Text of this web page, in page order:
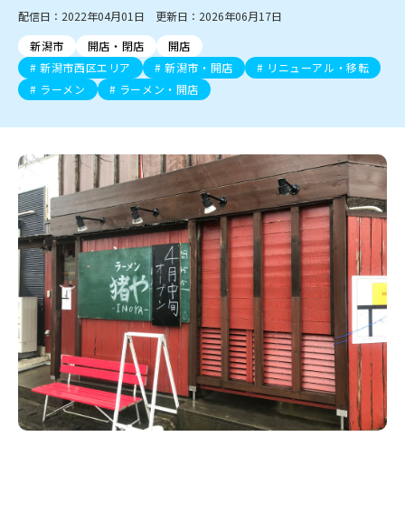
佐渡
新潟市中央区 新潟市東区 新潟市西区
新潟市北区
新潟市南区
新潟市江南区 新潟市秋葉区
新潟市西蒲区
村上・関川
新発田・聖籠
胎内・粟島
三条・加茂・田上
五泉・阿賀野・阿賀
燕・弥彦
長岡・見附
小千谷・十日町・津南
魚沼・南魚沼・湯沢
柏崎・刈羽・出雲崎
上越・妙高・糸魚川
新潟市・開店
新潟市・閉店
長岡市・開店
長岡市・閉店
上越市・開店
ラーメン・開店
ラーメン・閉店
スイーツ ランチ
ご当地グルメ 食べ歩き テイクアウト
季節・期間限定
カフェ
居酒屋・バー 焼肉
パスタ
パン・ベーカリー
タレカツ・豚カツ
デカ盛り・大盛り
旨辛・激辛
定食・町定食 海鮮・鮨
そば・うどん
日本酒・新潟清酒
ワイン・クラフトビール
ケーキ・パフェ
ビアガーデン・暑気払い
忘新年会・歓送迎会
スポーツ
酒月
セミナー・講演会 子ども向け 花火大会
入場無料
住宅展示場
完成見学会 学生スポーツ アルビレックス
習い事・塾 アパレル・雑貨
フィットネス・ジム
観光スポット
温泉・入浴 ホテル 旅館
水族館
ビルボードプレイスBP
新潟伊勢丹
ピア万代
リバーサイド千秋
パティオPATIO
セツコママ ランキング 新潟人
キャンペーン
開店まとめ
閉店まとめ 人気記事まとめ
ラーメンまとめ
飲食店まとめ
ファッション 生活サービス
インテリア・雑貨
外食・テイクアウト
官公庁・自治体
新潟市 チラシ
長岡・見附 チラシ
上越・妙高・糸魚川 チラシ
注目 チラシ
週末セール
火曜セール
オープン・リニューアルセール
周年祭・感謝祭セール
年末・初売りセール
配信日：2022年04月01日 更新日：2026年06月17日
新潟市
開店・閉店
開店
新潟市西区エリア
新潟市・開店
リニューアル・移転
ラーメン
ラーメン・開店